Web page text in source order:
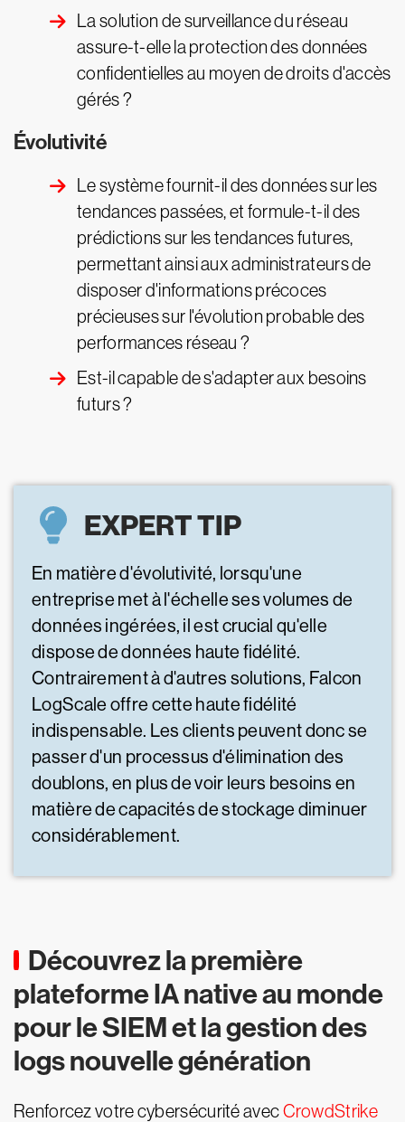
La solution de surveillance du réseau
assure-t-elle la protection des données
confidentielles au moyen de droits d'accès
gérés ?
Évolutivité
Le système fournit-il des données sur les
tendances passées, et formule-t-il des
prédictions sur les tendances futures,
permettant ainsi aux administrateurs de
disposer d'informations précoces
précieuses sur l'évolution probable des
performances réseau ?
Est-il capable de s'adapter aux besoins
futurs ?
EXPERT TIP
En matière d'évolutivité, lorsqu'une
entreprise met à l'échelle ses volumes de
données ingérées, il est crucial qu'elle
dispose de données haute fidélité.
Contrairement à d'autres solutions, Falcon
LogScale offre cette haute fidélité
indispensable. Les clients peuvent donc se
passer d'un processus d'élimination des
doublons, en plus de voir leurs besoins en
matière de capacités de stockage diminuer
considérablement.
Découvrez la première
plateforme IA native au monde
pour le SIEM et la gestion des
logs nouvelle génération
Renforcez votre cybersécurité avecCrowdStrike